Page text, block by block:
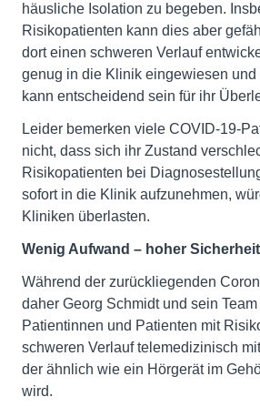
häusliche Isolation zu begeben.
Risikopatienten kann dies aber
dort einen schweren Verlauf
genug in die Klinik eingewiesen und
kann entscheidend sein für ihr
Leider bemerken viele COVID-19-
nicht, dass sich ihr Zustand
Risikopatienten bei
sofort in die Klinik aufzunehmen,
Kliniken überlasten.
Wenig Aufwand – hoher
Während der zurückliegenden
daher Georg Schmidt und sein
Patientinnen und Patienten mit
schweren Verlauf telemedizinisch
der ähnlich wie ein Hörgerät im
wird.